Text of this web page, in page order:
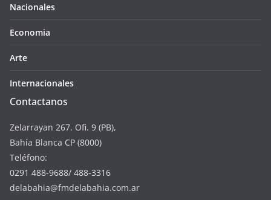
Nacionales
Economia
Arte
Internacionales
Contactanos
Zelarrayan 267. Ofi. 9 (PB),
Bahía Blanca CP (8000)
Teléfono:
0291 488-9688/ 488-3316
delabahia@fmdelabahia.com.ar